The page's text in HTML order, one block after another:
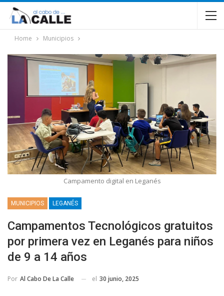
Home Municipios
Campamento digital en Leganés
MUNICIPIOS LEGANÉS
Campamentos Tecnológicos gratuitos
por primera vez en Leganés para niños
de 9 a 14 años
Por Al Cabo De La Calle el 30 junio, 2025